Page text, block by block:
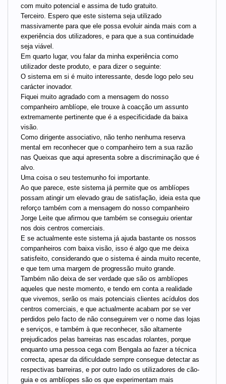
com muito potencial e assima de tudo gratuito.
Terceiro. Espero que este sistema seja utilizado
massivamente para que ele possa evoluir ainda mais com a
experiência dos utilizadores, e para que a sua continuidade
seja viável.
Em quarto lugar, vou falar da minha experiência como
utilizador deste produto, e para dizer o seguinte:
O sistema em si é muito interessante, desde logo pelo seu
carácter inovador.
Fiquei muito agradado com a mensagem do nosso
companheiro amblíope, ele trouxe à coacção um assunto
extremamente pertinente que é a especificidade da baixa
visão.
Como dirigente associativo, não tenho nenhuma reserva
mental em reconhecer que o companheiro tem a sua razão
nas Queixas que aqui apresenta sobre a discriminação que é
alvo.
Uma coisa o seu testemunho foi importante.
Ao que parece, este sistema já permite que os amblíopes
possam atingir um elevado grau de satisfação, ideia esta que
reforço também com a mensagem do nosso companheiro
Jorge Leite que afirmou que também se conseguiu orientar
nos dois centros comerciais.
E se actualmente este sistema já ajuda bastante os nossos
companheiros com baixa visão, isso é algo que me deixa
satisfeito, considerando que o sistema é ainda muito recente,
e que tem uma margem de progressão muito grande.
Também não deixa de ser verdade que são os amblíopes
aqueles que neste momento, e tendo em conta a realidade
que vivemos, serão os mais potenciais clientes acídulos dos
centros comerciais, e que actualmente acabam por se ver
perdidos pelo facto de não conseguirem ver o nome das lojas
e serviços, e também à que reconhecer, são altamente
prejudicados pelas barreiras nas escadas rolantes, porque
enquanto uma pessoa cega com Bengala ao fazer a técnica
correcta, apesar da dificuldade sempre consegue detectar as
respectivas barreiras, e por outro lado os utilizadores de cão-
guia e os amblíopes são os que experimentam mais